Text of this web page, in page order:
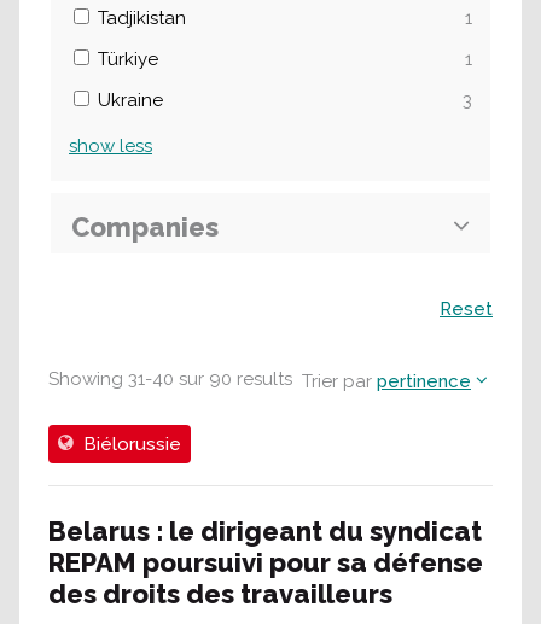
Showing 31-40 sur 90 results Trier par pertinence
Biélorussie
Belarus : le dirigeant du syndicat
REPAM poursuivi pour sa défense
des droits des travailleurs
Tadjikistan
1
Türkiye
1
Ukraine
3
show less
Companies
Reset